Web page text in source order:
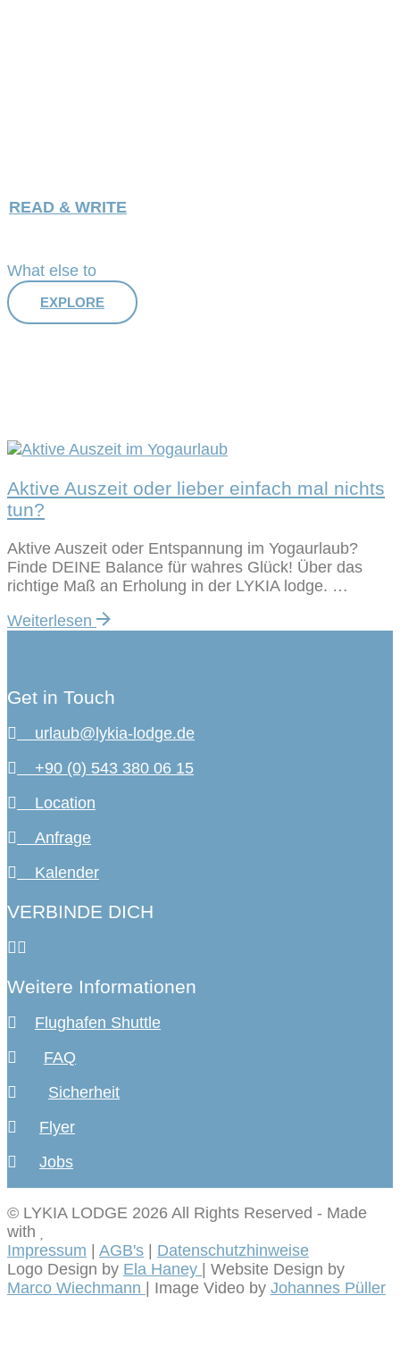
READ & WRITE
What else to
EXPLORE
Aktive Auszeit oder lieber einfach mal nichts
tun?
Aktive Auszeit oder Entspannung im Yogaurlaub?
Finde DEINE Balance für wahres Glück! Über das
richtige Maß an Erholung in der LYKIA lodge. …
Weiterlesen
Get in Touch
urlaub@lykia-lodge.de
+90 (0) 543 380 06 15
Location
Anfrage
Kalender
VERBINDE DICH
Weitere Informationen
Flughafen Shuttle
FAQ
Sicherheit
Flyer
Jobs
© LYKIA LODGE 2026 All Rights Reserved - Made
with
Impressum | AGB's | Datenschutzhinweise
Logo Design by Ela Haney | Website Design by
Marco Wiechmann | Image Video by Johannes Püller